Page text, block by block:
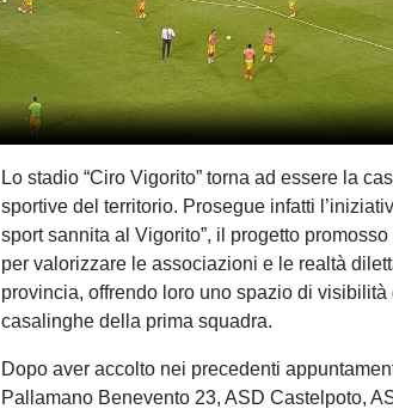
Lo stadio “Ciro Vigorito” torna ad essere la
sportive del territorio. Prosegue infatti
sport sannita al Vigorito”, il progetto
per valorizzare le associazioni e le realtà
provincia, offrendo loro uno spazio di visibilità
casalinghe della prima squadra.
Dopo aver accolto nei precedenti
Pallamano Benevento 23, ASD Castelpoto,